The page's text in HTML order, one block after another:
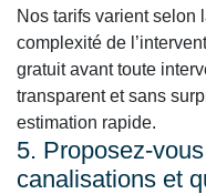
Nos tarifs varient selon
complexité de
gratuit avant toute
transparent et sans
estimation rapide.
5. Proposez-
canalisations et